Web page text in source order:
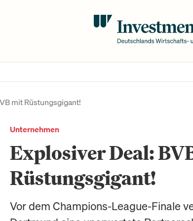
mit Rüstungsgigant!
Unternehmen
Explosiver Deal:
Rüstungsgigant!
Vor dem Champions-League-Finale